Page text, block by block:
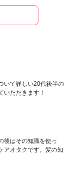
いて詳しい20代後半の
いただきます！
後はその知識を使っ
アオタクです。髪の知